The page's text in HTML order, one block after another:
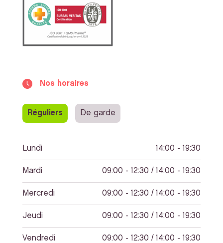
Nos horaires
Réguliers De garde
Lundi 14:00 - 19:30
Mardi 09:00 - 12:30 / 14:00 - 19:30
Mercredi 09:00 - 12:30 / 14:00 - 19:30
Jeudi 09:00 - 12:30 / 14:00 - 19:30
Vendredi 09:00 - 12:30 / 14:00 - 19:30